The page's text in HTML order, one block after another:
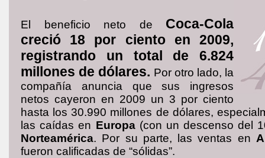
El beneficio neto de Coca-Cola
creció 18 por ciento en 2009,
registrando un total de 6.824
millones de dólares. Por otro lado, la
compañía anuncia que sus ingresos
netos cayeron en 2009 un 3 por ciento
hasta los 30.990 millones de dólares,
las caídas en Europa(con un descenso del
Norteamérica. Por su parte, las ventas en
fueron calificadas de “sólidas”.